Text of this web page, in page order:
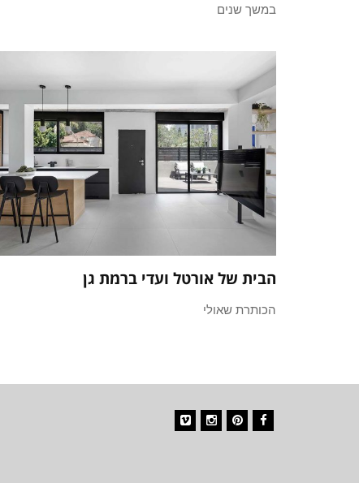
במשך שנים
הבית של אורטל ועדי ברמת גן
הכותרת שאולי